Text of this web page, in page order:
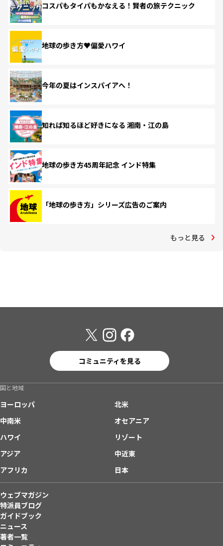
コスパもタイパもかなえる！賢者の旅テクニック
地球の歩き方♥偏愛ハワイ
今年の夏はインスパイアへ！
知れば知るほど好きになる 湘南・江の島
地球の歩き方45周年記念 インド特集
「地球の歩き方」シリーズ広告のご案内
もっと見る
コミュニティを見る
国と地域
ヨーロッパ
北米
中南米
オセアニア
ハワイ
リゾート
アジア
中近東
アフリカ
日本
ウェブマガジン
特派員ブログ
ガイドブック
ニュース
著者一覧